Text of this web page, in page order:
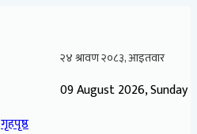
09 August 2026, Sunday
गृहपृष्ठ